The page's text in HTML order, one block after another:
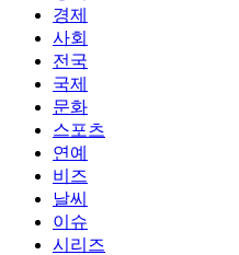
경제
사회
전국
국제
문화
스포츠
연예
비즈
날씨
이슈
시리즈